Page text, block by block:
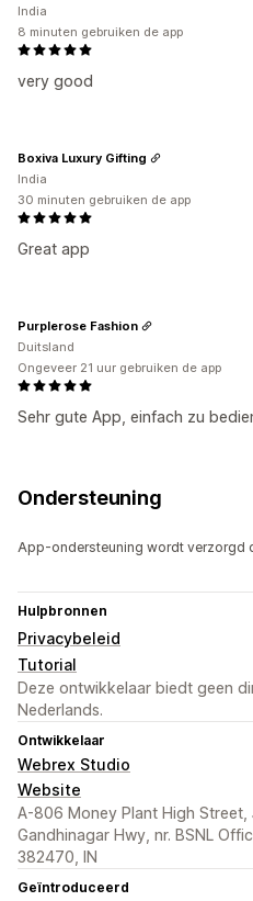
very good
India
8 minuten gebruiken de app
Great app
Boxiva Luxury Gifting
India
30 minuten gebruiken de app
Sehr gute App, einfach zu
Purplerose Fashion
Duitsland
Ongeveer 21 uur gebruiken de app
Ondersteuning
App-ondersteuning wordt verzorgd
Hulpbronnen
Privacybeleid
Tutorial
Deze ontwikkelaar biedt geen
Nederlands.
Ontwikkelaar
Webrex Studio
Website
A-806 Money Plant High
Gandhinagar Hwy, nr. BSNL
382470, IN
Geïntroduceerd